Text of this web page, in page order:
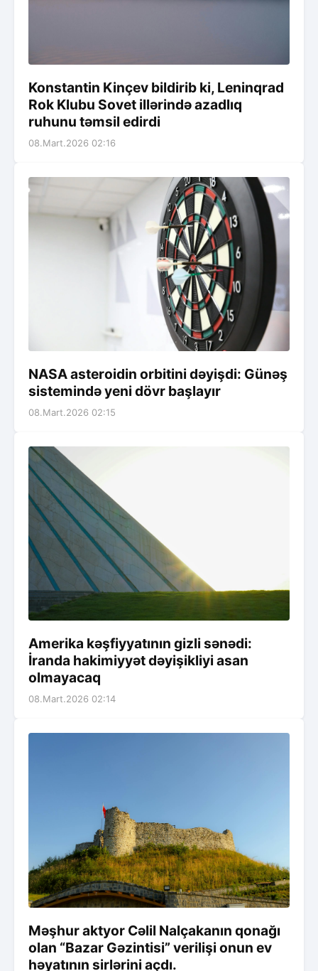
Konstantin Kinçev bildirib ki, Leninqrad
Rok Klubu Sovet illərində azadlıq
ruhunu təmsil edirdi
08.Mart.2026 02:16
NASA asteroidin orbitini dəyişdi: Günəş
sistemində yeni dövr başlayır
08.Mart.2026 02:15
Amerika kəşfiyyatının gizli sənədi:
İranda hakimiyyət dəyişikliyi asan
olmayacaq
08.Mart.2026 02:14
Məşhur aktyor Cəlil Nalçakanın qonağı
olan “Bazar Gəzintisi” verilişi onun ev
həyatının sirlərini açdı.